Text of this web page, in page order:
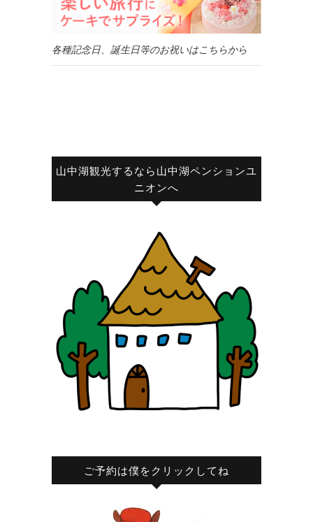
各種記念日、誕生日等のお祝いはこちらから
山中湖観光するなら山中湖ペンションユ
ニオンへ
ご予約は僕をクリックしてね